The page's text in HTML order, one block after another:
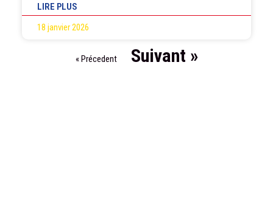
LIRE PLUS
18 janvier 2026
« Précedent Suivant »